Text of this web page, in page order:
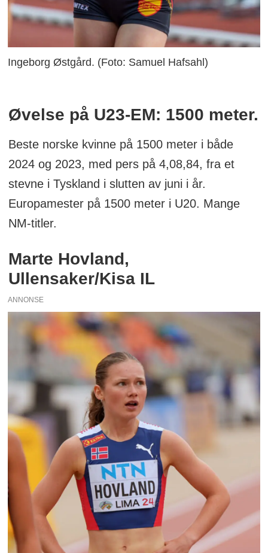
Ingeborg Østgård. (Foto: Samuel Hafsahl)
Øvelse på U23-EM: 1500 meter.
Beste norske kvinne på 1500 meter i både
2024 og 2023, med pers på 4,08,84, fra et
stevne i Tyskland i slutten av juni i år.
Europamester på 1500 meter i U20. Mange
NM-titler.
Marte Hovland,
Ullensaker/Kisa IL
ANNONSE